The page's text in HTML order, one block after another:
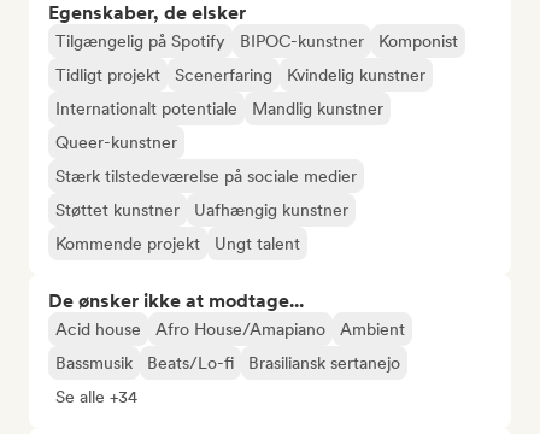
Egenskaber, de elsker
Tilgængelig på Spotify BIPOC-kunstner
Komponist
Tidligt projekt
Scenerfaring
Kvindelig kunstner
Internationalt potentiale
Mandlig kunstner
Queer-kunstner
Stærk tilstedeværelse på sociale medier
Støttet kunstner
Uafhængig kunstner
Kommende projekt
Ungt talent
De ønsker ikke at modtage...
Acid house Afro House/Amapiano
Ambient
Bassmusik
Beats/Lo-fi
Brasiliansk sertanejo
Se alle +34